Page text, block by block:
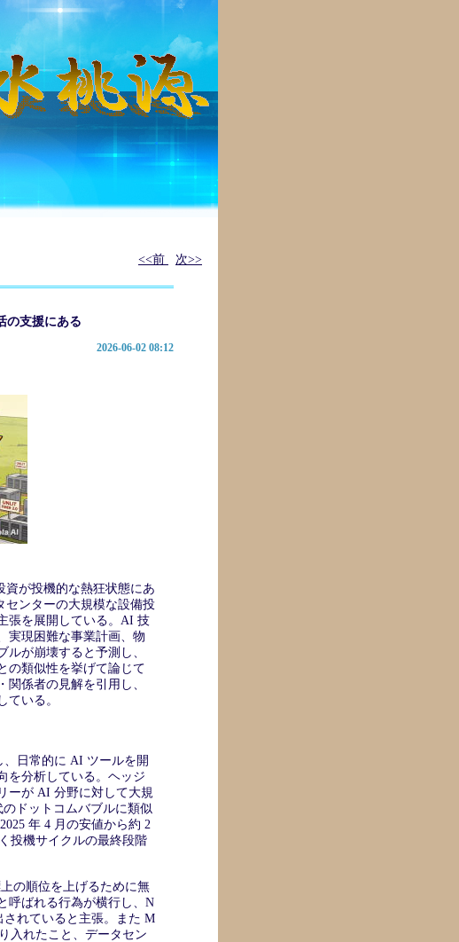
<<前 次>>
の支援にある
2026-06-02 08:12
が投機的な熱狂状態にあ
センターの大規模な設備投
張を展開している。AI 技
実現困難な事業計画、物
が崩壊すると予測し、
の類似性を挙げて論じて
係者の見解を引用し、
ている。
日常的に AI ツールを開
を分析している。ヘッジ
ーが AI 分野に対して大規
ドットコムバブルに類似
年 4 月の安値から約 2
投機サイクルの最終段階
の順位を上げるために無
呼ばれる行為が横行し、N
れていると主張。また M
入れたこと、データセン